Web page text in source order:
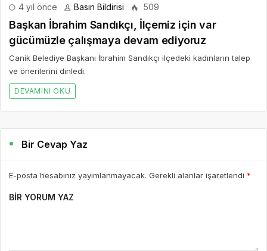
4 yıl önce Basın Bildirisi 509
Başkan İbrahim Sandıkçı, İlçemiz için var
gücümüzle çalışmaya devam ediyoruz
Canik Belediye Başkanı İbrahim Sandıkçı ilçedeki kadınların talep
ve önerilerini dinledi.
DEVAMINI OKU
Bir Cevap Yaz
E-posta hesabınız yayımlanmayacak. Gerekli alanlar işaretlendi *
BIR YORUM YAZ